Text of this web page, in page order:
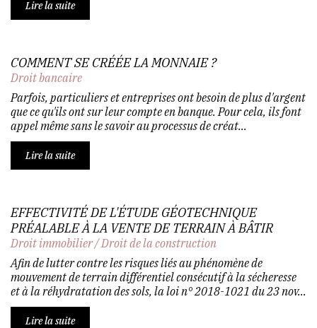
Lire la suite
COMMENT SE CRÉÉE LA MONNAIE ?
Droit bancaire
Parfois, particuliers et entreprises ont besoin de plus d'argent
que ce qu'ils ont sur leur compte en banque. Pour cela, ils font
appel même sans le savoir au processus de créat...
Lire la suite
EFFECTIVITÉ DE L'ÉTUDE GÉOTECHNIQUE
PRÉALABLE À LA VENTE DE TERRAIN À BÂTIR
Droit immobilier/Droit de la construction
Afin de lutter contre les risques liés au phénomène de
mouvement de terrain différentiel consécutif à la sécheresse
et à la réhydratation des sols, la loi n° 2018-1021 du 23 nov...
Lire la suite